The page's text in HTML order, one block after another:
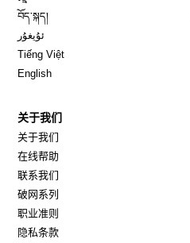
བོད་སྐད།
ئۇيغۇر
Tiếng Việt
English
关于我们
关于我们
在线帮助
联系我们
破网系列
职业准则
隐私条款